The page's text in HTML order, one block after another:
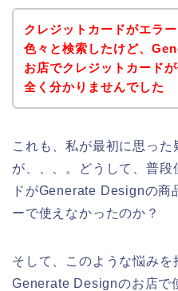
クレジットカードがエラ
色々と検索したけど、
お店でクレジットカード
全く分かりませんでした
これも、私が最初に思った
が、、、。どうして、普
ドがGenerate Designの商
ーで使えなかったのか？
そして、このような悩み
Generate Designのお店で